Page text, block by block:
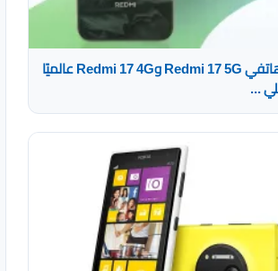
شاومي تطلق هاتفي Redmi 17 5G وRedmi 17 4G عالميًا